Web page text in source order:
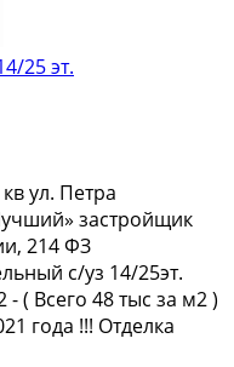
25 эт.
ул. Петра
зacтрoйщик
214 ФЗ
c/уз 14/25эт.
( Вcего 48 тыс зa м2 )
года !!! Отделка